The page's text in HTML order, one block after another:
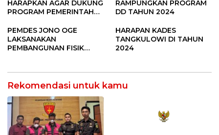
HARAPKAN AGAR DUKUNG
PROGRAM PEMERINTAH
RAMPUNGKAN PROGRAM
DD TAHUN 2024
PEMDES JONO OGE
LAKSANAKAN
PEMBANGUNAN FISIK
HARAPAN KADES
TANGKULOWI DI TAHUN
2024
Rekomendasi untuk kamu